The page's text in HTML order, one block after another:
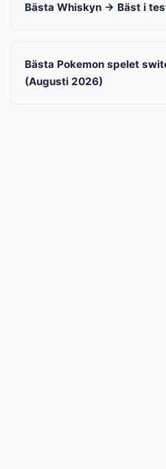
Bästa Whiskyn → Bäst i
Bästa Pokemon spelet
(Augusti 2026)